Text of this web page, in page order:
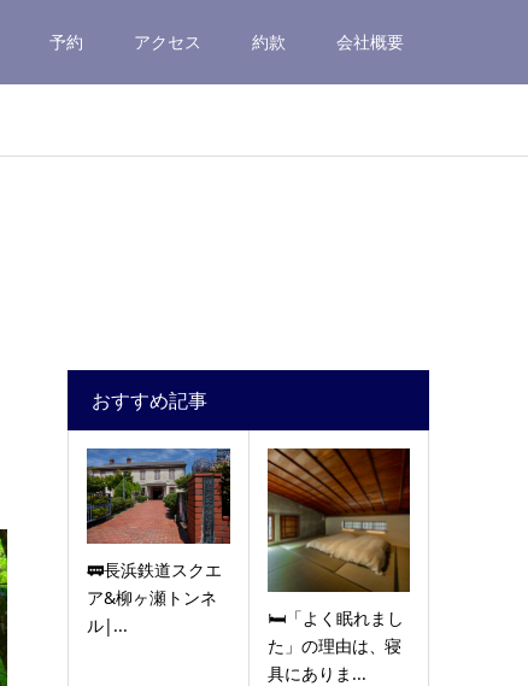
予約 アクセス 約款 会社概要
おすすめ記事
🚃長浜鉄道スクエ
ア&柳ヶ瀬トンネ
ル|...
🛏️「よく眠れまし
た」の理由は、寝
具にありま...